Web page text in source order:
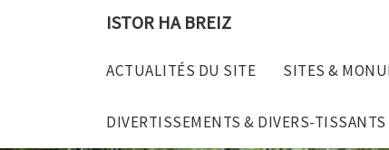
ISTOR HA BREIZ
ACTUALITÉS DU SITE SITES &
DIVERTISSEMENTS & DIVERS-TISSANTS